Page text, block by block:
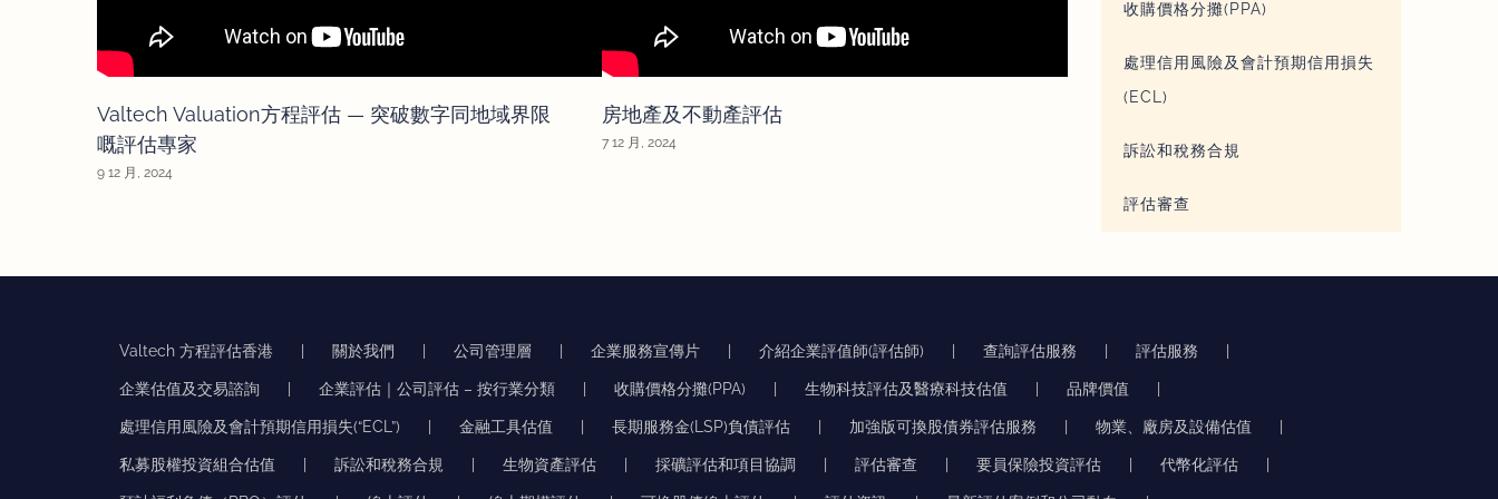
Valtech Valuation方程評估 — 突破數字同地域界限
嘅評估專家
9 12 月, 2024
房地產及不動產評估
7 12 月, 2024 7 12 月, 2024
收購價格分攤(PPA)
處理信用風險及會計預期信用損失
(ECL)
訴訟和稅務合規
評估審查
Valtech 方程評估香港 關於我們 公司管理層 企業服務宣傳片 介紹企業評值師(評估師) 查詢評估服務 評估服務
企業估值及交易諮詢 企業評估｜公司評估 – 按行業分類 收購價格分攤(PPA) 生物科技評估及醫療科技估值 品牌價值
處理信用風險及會計預期信用損失(“ECL”) 金融工具估值 長期服務金(LSP)負債評估 加強版可換股債券評估服務 物業、廠房及設備估值
私募股權投資組合估值 訴訟和稅務合規 生物資產評估 採礦評估和項目協調 評估審查 要員保險投資評估 代幣化評估